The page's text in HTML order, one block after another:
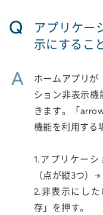
Q
アプリケー
示にするこ
A
ホームアプリが
ション非表示機
きます。「
機能を利用する
1.アプリケーシ
（点が縦3つ）
2.非表示にし
存」を押す。